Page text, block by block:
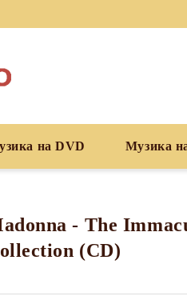
на DVD Музика
- The
(CD)